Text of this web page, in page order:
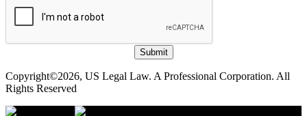
Submit
Copyright©2026, US Legal Law. A Professional Corporation. All
Rights Reserved